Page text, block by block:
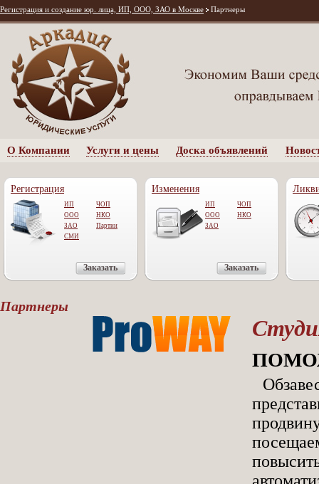
Регистрация и создание юр. лица, ИП, ООО, ЗАО в Москве Партнеры
О Компании Услуги и цены Доска объявлений
Регистрация
ИП
ЧОП
ООО
НКО
ЗАО
Партии
СМИ
Заказать
Изменения
ИП
ЧОП
OOO
НКО
ЗАО
Заказать
Партнеры